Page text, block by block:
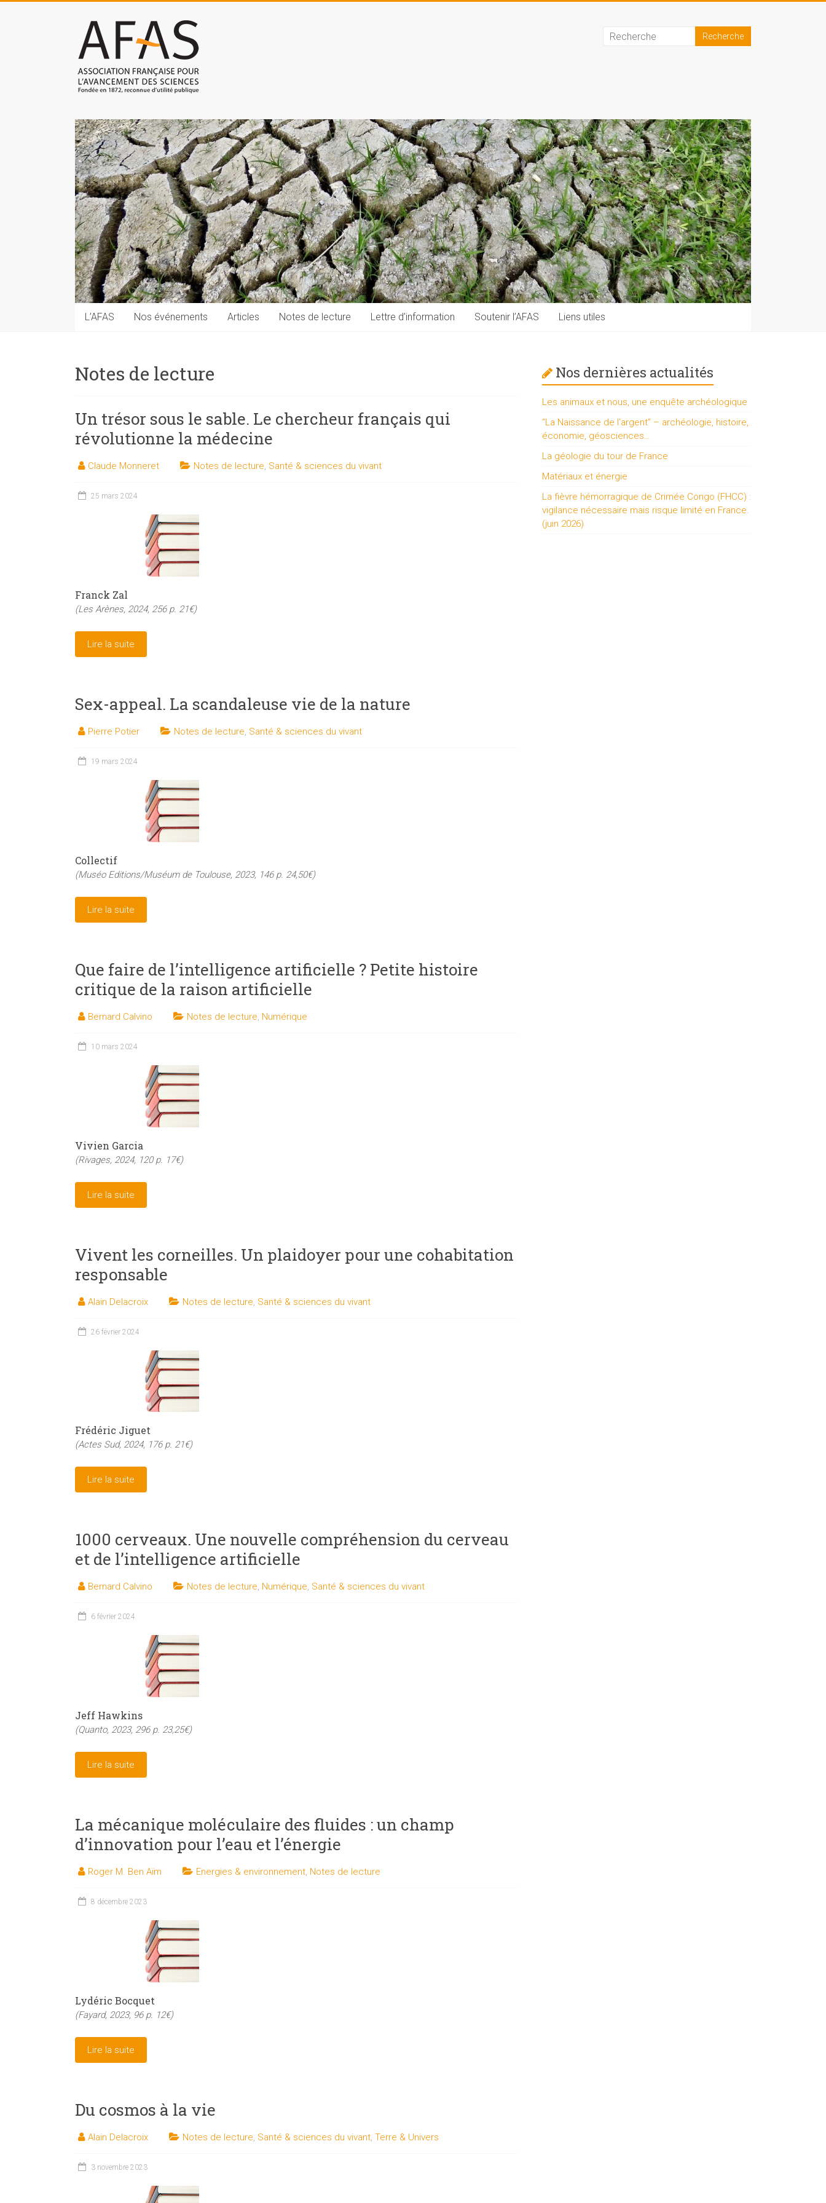
Association
française
pour
des
sciences
(AFAS)
Promouvoir
les
sciences
et
les
techniques
auprès
du
public
L’AFAS Nos événements Articles Notes de lecture Lettre d’information Soutenir l’AFAS Liens utiles
Notes de lecture
Un trésor sous le sable. Le chercheur français qui
révolutionne la médecine
Claude Monneret Notes de lecture, Santé & sciences du vivant
25 mars 2024
Franck Zal
(Les Arènes, 2024, 256 p. 21€)
Lire la suite
Sex-appeal. La scandaleuse vie de la nature
Pierre Potier Notes de lecture, Santé & sciences du vivant
19 mars 2024
Collectif
(Muséo Editions/Muséum de Toulouse, 2023, 146 p. 24,50€)
Lire la suite
Que faire de l’intelligence artificielle ? Petite histoire
critique de la raison artificielle
Bernard Calvino Notes de lecture, Numérique
10 mars 2024
Vivien Garcia
(Rivages, 2024, 120 p. 17€)
Lire la suite
Vivent les corneilles. Un plaidoyer pour une cohabitation
responsable
Alain Delacroix Notes de lecture Santé & sciences du vivant
26 février 2024
Frédéric Jiguet
(Actes Sud, 2024, 176 p. 21€)
Lire la suite
1000 cerveaux. Une nouvelle compréhension du cerveau
et de l’intelligence artificielle
Bernard Calvino Notes de lecture, Numérique, Santé & sciences du vivant
6 février 2024
Jeff Hawkins
(Quanto, 2023, 296 p. 23,25€)
Lire la suite
La mécanique moléculaire des fluides : un champ
d’innovation pour l’eau et l’énergie
Roger M. Ben Aïm Energies & environnement, Notes de lecture
8 décembre 2023
Lydéric Bocquet
(Fayard, 2023, 96 p. 12€)
Lire la suite
Du cosmos à la vie
Alain Delacroix Notes de lecture, Santé & sciences du vivant, Terre & Univers
3 novembre 2023
Nos dernières actualités
Les animaux et nous, une enquête archéologique
“La Naissance de l’argent” – archéologie, histoire,
économie, géosciences…
La géologie du tour de France
Matériaux et énergie
La fièvre hémorragique de Crimée Congo (FHCC) :
vigilance nécessaire mais risque limité en France.
(juin 2026)